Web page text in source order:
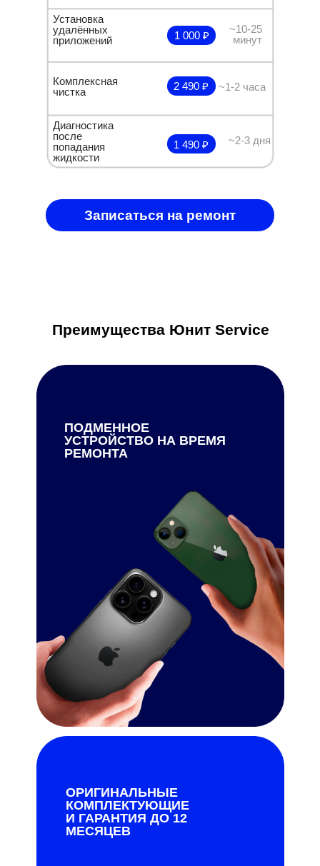
Установка
удалённых
приложений
1 490 ₽
2 490 ₽
1 000 ₽
~10-25
минут
Диагностика
после
попадания
жидкости
~2-3 дня
Комплексная
чистка
~1-2 часа
Записаться на ремонт
Преимущества Юнит Service
ОРИГИНАЛЬНЫЕ
КОМПЛЕКТУЮЩИЕ
И ГАРАНТИЯ ДО 12
МЕСЯЦЕВ
ПОДМЕННОЕ
УСТРОЙСТВО НА ВРЕМЯ
РЕМОНТА